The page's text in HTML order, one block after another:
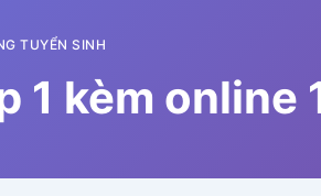
TUYỂN SINH
1 kèm online